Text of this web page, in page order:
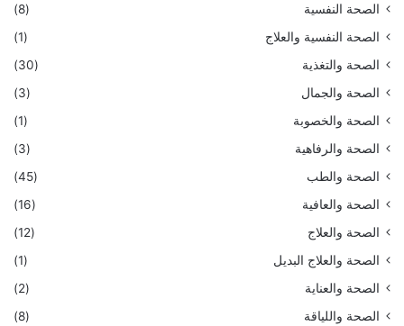
الصحة النفسية
(8)
الصحة النفسية والعلاج
(1)
الصحة والتغذية
(30)
الصحة والجمال
(3)
الصحة والخصوبة
(1)
الصحة والرفاهية
(3)
الصحة والطب
(45)
الصحة والعافية
(16)
الصحة والعلاج
(12)
الصحة والعلاج البديل
(1)
الصحة والعناية
(2)
الصحة واللياقة
(8)